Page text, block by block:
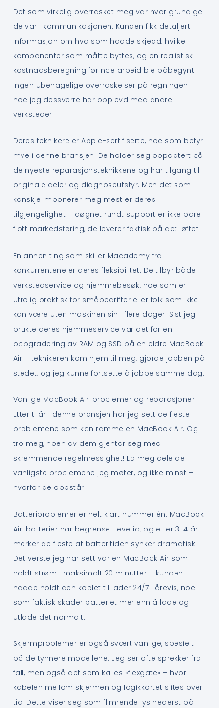
Det som virkelig overrasket meg var hvor grundige
de var i kommunikasjonen. Kunden fikk detaljert
informasjon om hva som hadde skjedd, hvilke
komponenter som måtte byttes, og en realistisk
kostnadsberegning før noe arbeid ble påbegynt.
Ingen ubehagelige overraskelser på regningen –
noe jeg dessverre har opplevd med andre
verksteder.
Deres teknikere er Apple-sertifiserte, noe som betyr
mye i denne bransjen. De holder seg oppdatert på
de nyeste reparasjonsteknikkene og har tilgang til
originale deler og diagnoseutstyr. Men det som
kanskje imponerer meg mest er deres
tilgjengelighet – døgnet rundt support er ikke bare
flott markedsføring, de leverer faktisk på det løftet.
En annen ting som skiller Macademy fra
konkurrentene er deres fleksibilitet. De tilbyr både
verkstedservice og hjemmebesøk, noe som er
utrolig praktisk for småbedrifter eller folk som ikke
kan være uten maskinen sin i flere dager. Sist jeg
brukte deres hjemmeservice var det for en
oppgradering av RAM og SSD på en eldre MacBook
Air – teknikeren kom hjem til meg, gjorde jobben på
stedet, og jeg kunne fortsette å jobbe samme dag.
Vanlige MacBook Air-problemer og reparasjoner
Etter ti år i denne bransjen har jeg sett de fleste
problemene som kan ramme en MacBook Air. Og
tro meg, noen av dem gjentar seg med
skremmende regelmessighet! La meg dele de
vanligste problemene jeg møter, og ikke minst –
hvorfor de oppstår.
Batteriproblemer er helt klart nummer én. MacBook
Air-batterier har begrenset levetid, og etter 3-4 år
merker de fleste at batteritiden synker dramatisk.
Det verste jeg har sett var en MacBook Air som
holdt strøm i maksimalt 20 minutter – kunden
hadde holdt den koblet til lader 24/7 i årevis, noe
som faktisk skader batteriet mer enn å lade og
utlade det normalt.
Skjermproblemer er også svært vanlige, spesielt
på de tynnere modellene. Jeg ser ofte sprekker fra
fall, men også det som kalles «flexgate» – hvor
kabelen mellom skjermen og logikkortet slites over
tid. Dette viser seg som flimrende lys nederst på